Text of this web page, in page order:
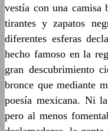
vestía con una camisa
tirantes y zapatos
diferentes esferas
hecho famoso en la
gran descubrimiento
bronce que mediante
poesía mexicana. Ni
pero al menos